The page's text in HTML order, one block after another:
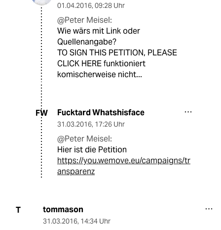
01.04.2016, 09:28 Uhr
@Peter Meisel:
Wie wärs mit Link oder
Quellenangabe?
TO SIGN THIS PETITION, PLEASE
CLICK HERE funktioniert
komischerweise nicht...
FW Fucktard Whatshisface
31.03.2016, 17:26 Uhr
@Peter Meisel:
Hier ist die Petition
https://you.wemove.eu/campaigns/tr
ansparenz
T tommason
31.03.2016, 14:34 Uhr